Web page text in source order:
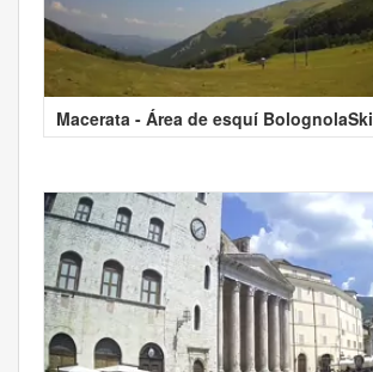
Macerata - Área de esquí BolognolaSki